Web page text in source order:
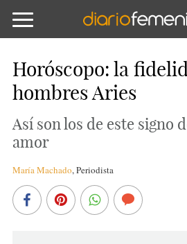
Horóscopo: la
hombres Aries
Así son los de este signo
amor
María Machado,Periodista